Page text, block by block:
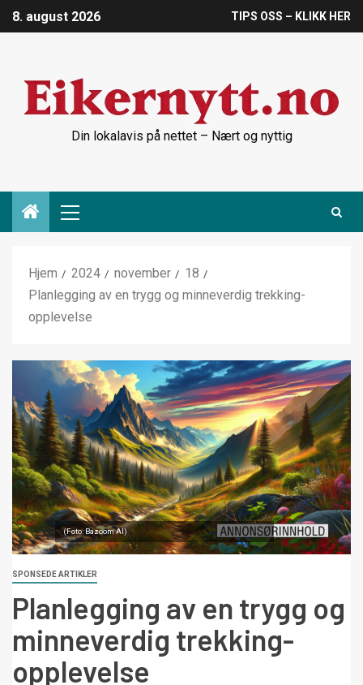
8. august 2026 TIPS OSS – KLIKK HER
Din lokalavis på nettet – Nært og nyttig
Hjem 2024 november
18
Planlegging av en trygg og minneverdig trekking-
opplevelse
(Foto: Bazoom AI)
SPONSEDE ARTIKLER
Planlegging av en trygg og
minneverdig trekking-
opplevelse